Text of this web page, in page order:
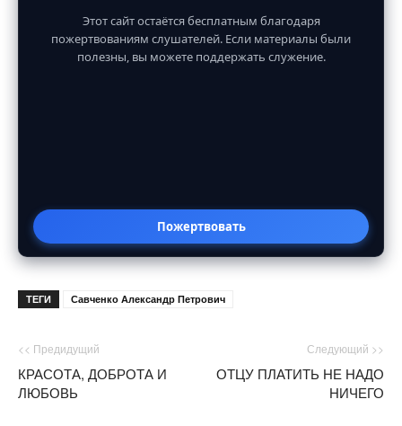
Этот сайт остаётся бесплатным благодаря
пожертвованиям слушателей. Если материалы были
полезны, вы можете поддержать служение.
Пожертвовать
ТЕГИ Савченко Александр Петрович
<< Предидущий
КРАСОТА, ДОБРОТА И
ЛЮБОВЬ
Следующий >>
ОТЦУ ПЛАТИТЬ НЕ НАДО
НИЧЕГО